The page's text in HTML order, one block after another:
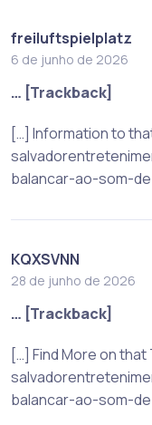
freiluftspielplatz
6 de junho de 2026
… [Trackback]
[…] Information to
balancar-ao-som-
KQXSVNN
28 de junho de 2026
… [Trackback]
[…] Find More on that
balancar-ao-som-